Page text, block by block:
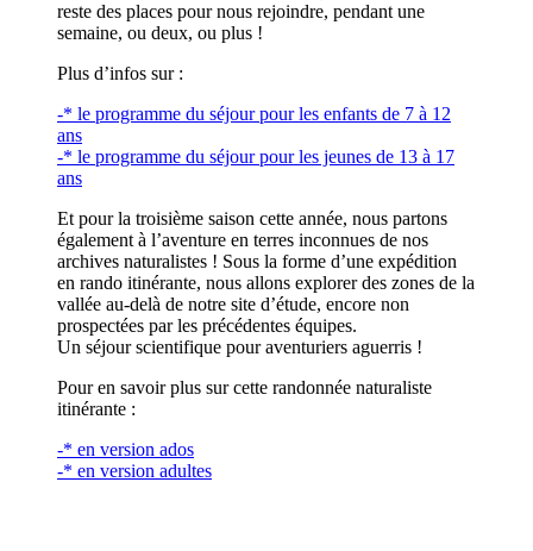
reste des places pour nous rejoindre, pendant une
semaine, ou deux, ou plus !
Plus d’infos sur :
-* le programme du séjour pour les enfants de 7 à 12
ans
-* le programme du séjour pour les jeunes de 13 à 17
ans
Et pour la troisième saison cette année, nous partons
également à l’aventure en terres inconnues de nos
archives naturalistes ! Sous la forme d’une expédition
en rando itinérante, nous allons explorer des zones de la
vallée au-delà de notre site d’étude, encore non
prospectées par les précédentes équipes.
Un séjour scientifique pour aventuriers aguerris !
Pour en savoir plus sur cette randonnée naturaliste
itinérante :
-* en version ados
-* en version adultes